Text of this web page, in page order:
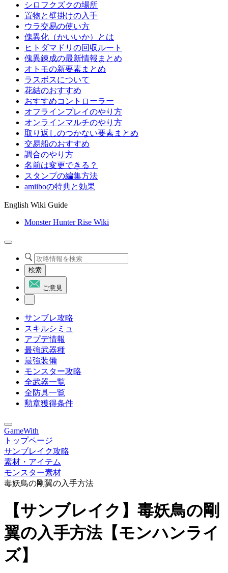
シロフクズクの場所
置物と壁掛けの入手
ウラ交易の使い方
傀異化（かいいか）とは
ヒトダマドリの回収ルート
傀異錬成の最新情報まとめ
オトモの新要素まとめ
ラスボスについて
花結のおすすめ
おすすめコントローラー
オフラインプレイのやり方
オンラインマルチのやり方
取り返しのつかない要素まとめ
交易船のおすすめ
調合のやり方
名前は変更できる？
スタンプの編集方法
amiiboの特典と効果
English Wiki Guide
Monster Hunter Rise Wiki
検索
ご意見
サンブレ攻略
スキルシミュ
アプデ情報
最強武器種
最強装備
モンスター攻略
全武器一覧
全防具一覧
勲章獲得条件
GameWith
トップページ
サンブレイク攻略
素材・アイテム
モンスター素材
毒妖鳥の剛翼の入手方法
【サンブレイク】毒妖鳥の剛
翼の入手方法【モンハンライ
ズ】